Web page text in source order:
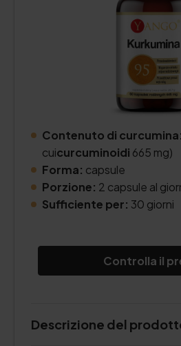
Contenuto di curcumina:
cuicurcuminoidi 665 mg)
Forma: capsule
Porzione: 2 capsule al
Sufficiente per: 30 giorni
Controlla il
Descrizione del